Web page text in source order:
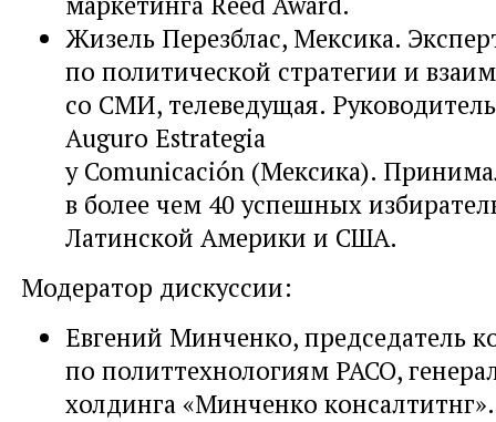
Жизель Перезблас, Мексика.
по политической стратегии и
со СМИ, телеведущая.
Auguro Estrategia
y Comunicación (Мексика).
в более чем 40 успешных
Латинской Америки и США.
Модератор дискуссии:
Евгений Минченко, председатель
по политтехнологиям РАСО,
холдинга «Минченко консалтитнг».